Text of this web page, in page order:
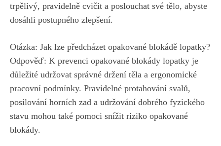
trpělivý, pravidelně cvičit a poslouchat své tělo, abyste
dosáhli postupného zlepšení.
Otázka: Jak lze předcházet opakované blokádě lopatky?
Odpověď: K prevenci opakované blokády lopatky je
důležité udržovat správné držení těla a ergonomické
pracovní podmínky. Pravidelné protahování svalů,
posilování horních zad a udržování dobrého fyzického
stavu mohou také pomoci snížit riziko opakované
blokády.